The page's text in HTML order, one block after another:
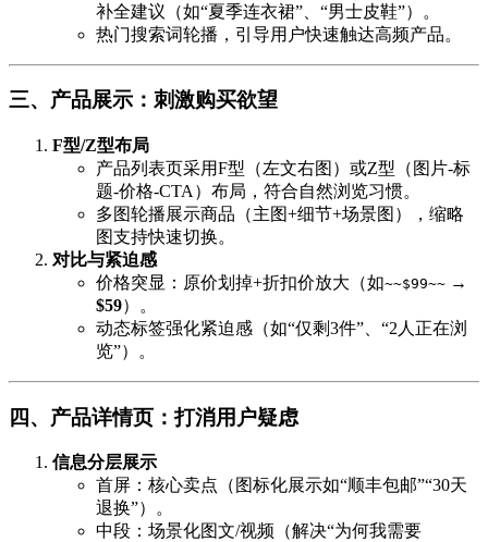
补全建议（如“夏季连衣裙”、“男士皮鞋”）。
热门搜索词轮播，引导用户快速触达高频产品。
三、产品展示：刺激购买欲望
F型/Z型布局
产品列表页采用F型（左文右图）或Z型（图片-标
题-价格-CTA）布局，符合自然浏览习惯。
多图轮播展示商品（主图+细节+场景图），缩略
图支持快速切换。
对比与紧迫感
价格突显：原价划掉+折扣价放大（如~~$99~~ →
$59）。
动态标签强化紧迫感（如“仅剩3件”、“2人正在浏
览”）。
四、产品详情页：打消用户疑虑
信息分层展示
首屏：核心卖点（图标化展示如“顺丰包邮”“30天
退换”）。
中段：场景化图文/视频（解决“为何我需要